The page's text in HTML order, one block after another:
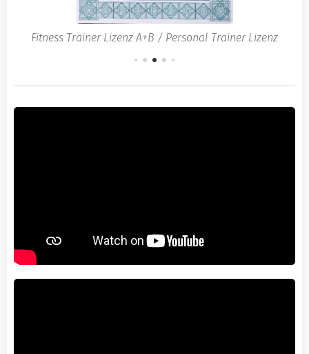
Fitness Trainer Lizenz A+B / Personal Trainer Lizenz